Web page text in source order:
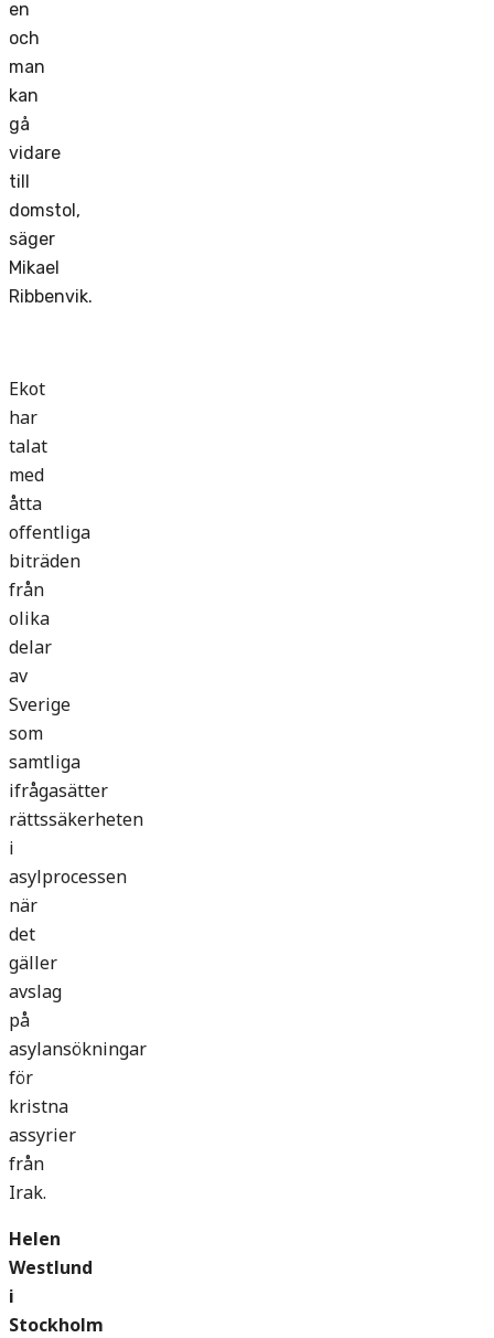
en
och
man
kan
gå
vidare
till
domstol,
säger
Mikael
Ribbenvik.
Ekot
har
talat
med
åtta
offentliga
biträden
från
olika
delar
av
Sverige
som
samtliga
ifrågasätter
rättssäkerheten
i
asylprocessen
när
det
gäller
avslag
på
asylansökningar
för
kristna
assyrier
från
Irak.
Helen
Westlund
i
Stockholm